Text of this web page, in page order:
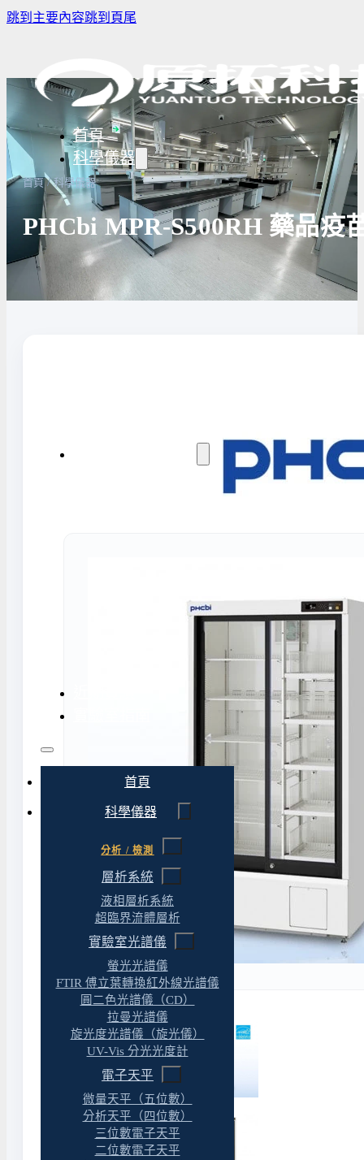
跳到主要內容跳到頁尾
首頁
科學儀器
樣品濃縮/乾燥前處理設備
微量分注吸管pipette
實驗室攪拌器 | 振盪機
實驗室冰箱 / 冷凍櫃
高溫爐
生物安全
高壓滅菌
實驗室紫
隔間工程
環境汙染防治
首頁
科學儀器
分析 / 檢測
層析系統
液相層析系統
超臨界流體層析
實驗室光譜儀
螢光光譜儀
FTIR 傅立葉轉換紅外線光譜儀
圓二色光譜儀（CD）
拉曼光譜儀
旋光度光譜儀（旋光儀）
UV-Vis 分光光度計
電子天平
微量天平（五位數）
分析天平（四位數）
三位數電子天平
二位數電子天平
首頁 / 科學儀器
PHCbi MPR-S500RH 藥品疫